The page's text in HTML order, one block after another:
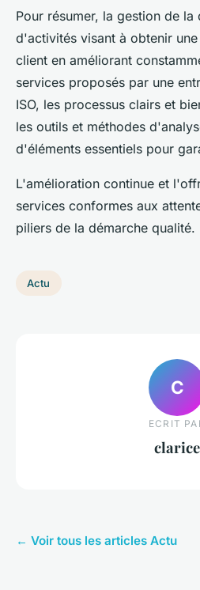
Pour résumer, la gestion de la
d'activités visant à obtenir
client en améliorant
services proposés par une
ISO, les processus clairs et
les outils et méthodes
d'éléments essentiels pour
L'amélioration continue et
services conformes aux
piliers de la démarche qualité.
Actu
C
ECRIT
clarice
← Voir tous les articles Actu